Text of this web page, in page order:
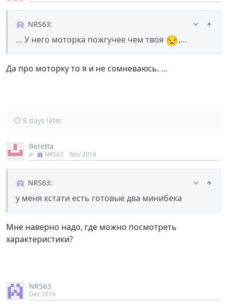
NRS63:
… У него моторка пожгучее чем твоя 😒,…
Да про моторку то я и не сомневаюсь. …
8 days later
Beretta
NRS63 Nov 2016
NRS63:
у меня кстати есть готовые два минибека
Мне наверно надо, где можно посмотреть
характеристики?
NRS63
Dec 2016